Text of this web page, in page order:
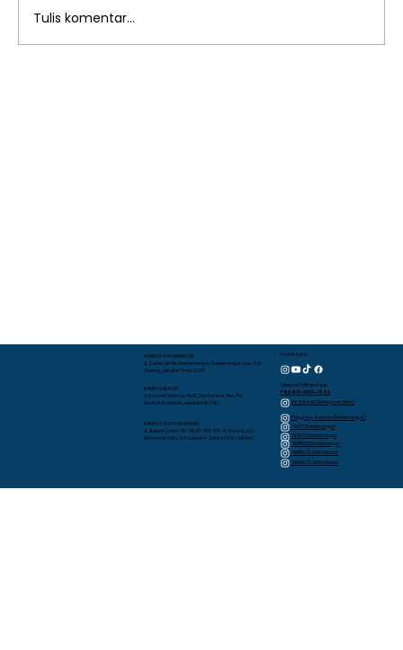
Tulis komentar...
KAMPUS RAWAMANGUN
Jl. Sunan Giri No.1 Rawamangun, Rawamangun, Kec. Pulo
Gadung, Jakarta Timur 13220
KAMPUS BEKASI
Jl. Raya Jati Makmur No.10, Jatimakmur, Kec. Pd.
Gede, Kota Bekasi, Jawa Barat 17413
KAMPUS KEBAYORAN BARU
JL. Bujana Dalam, NO. 48, RT. 009, RW. 01, Gunung, Kec.
Kebayoran Baru, Kota Jakarta Selatan, D.K.I. Jakarta
Kontak Kami
Telepon/WhatsApp
+62 817-0337-1952
RA Sakinah (Kebayoran Baru)
Playgroup Sakinah (Rawamangun)
TKIA 13 Rawamangun
SDIA 13 Rawamangun
SMPIA 12 Rawamangun
SMPIA 55 Jatimakmur
SMAIA 33 Jatimakmur